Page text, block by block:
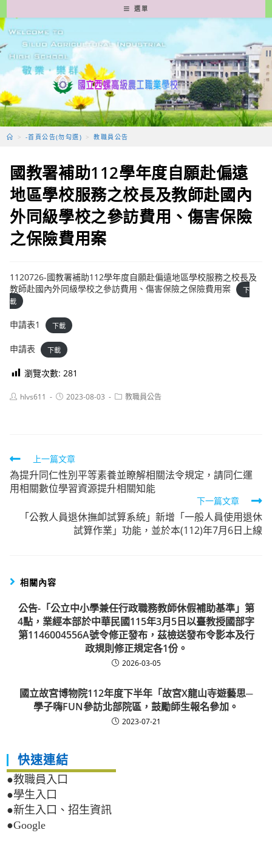
轉
至
要
容
選單
> -首頁公告(勿勾選) > 教職員公告
國教署補助112學年度自願赴偏遠
地區學校服務之校長及教師赴國內
外同級學校之參訪費用、傷害保險
之保險費用案
1120726-國教署補助112學年度自願赴偏遠地區學校服務之校長及
教師赴國內外同級學校之參訪費用、傷害保險之保險費用案
下
載
申請表1 下載
申請表 下載
瀏覽次數: 281
Posthlvs611
Post2023-08-03
Post教職員公告
Read
more
articles
上一篇文章
為提升同仁性別平等素養並瞭解相關法令規定，請同仁運
用相關數位學習資源提升相關知能
下一篇文章
「公教人員退休撫卹試算系統」新增「一般人員使用退休
試算作業」功能，並於本(112)年7月6日上線
相關內容
公告-「公立中小學兼任行政職務教師休假補助基準」第
4點，業經本部於中華民國115年3月5日以臺教授國部字
第1146004556A號令修正發布，茲檢送發布令影本及行
政規則修正規定各1份。
2026-03-05
國立故宮博物院112年度下半年「故宮X龍山寺遊藝思─
學子嗨FUN參訪北部院區，鼓勵師生報名參加。
2023-07-21
快速連結
●教職員入口
●學生入口
●新生入口、招生資訊
●Google